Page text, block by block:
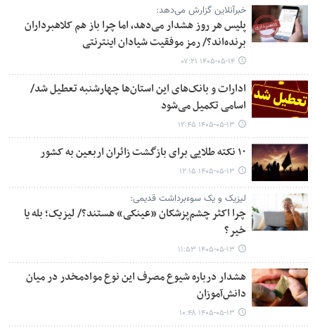
خبرآنلاین گزارش می‌دهد:
پلیس هر روز هشدار می‌دهد، اما چرا باز هم کلاهبرداران
برنده‌اند؟/ رمز موفقیت شیادان اینترنتی
۱۴۰۵-۰۵-۱۴ ۰۷:۲۱
ادارات و بانک‌های این استان‌ها چهارشنبه تعطیل شد/
اسامی تکمیل می‌شود
۱۴۰۵-۰۵-۱۳ ۱۲:۴۵
۱۰ نکته طلایی برای بازگشت زائران اربعین به کشور
۱۴۰۵-۰۵-۱۳ ۱۲:۱۵
لیزیک و یک سوءبرداشت قدیمی:
چرا اکثر چشم‌پزشکان «عینکی» هستند؟/ لیزیک؛ بله یا
خیر؟
۱۴۰۵-۰۵-۱۳ ۱۱:۵۳
هشدار درباره شیوع مصرف این نوع موادمخدر در میان
دانش‌آموزان
۱۴۰۵-۰۵-۱۳ ۱۰:۴۸